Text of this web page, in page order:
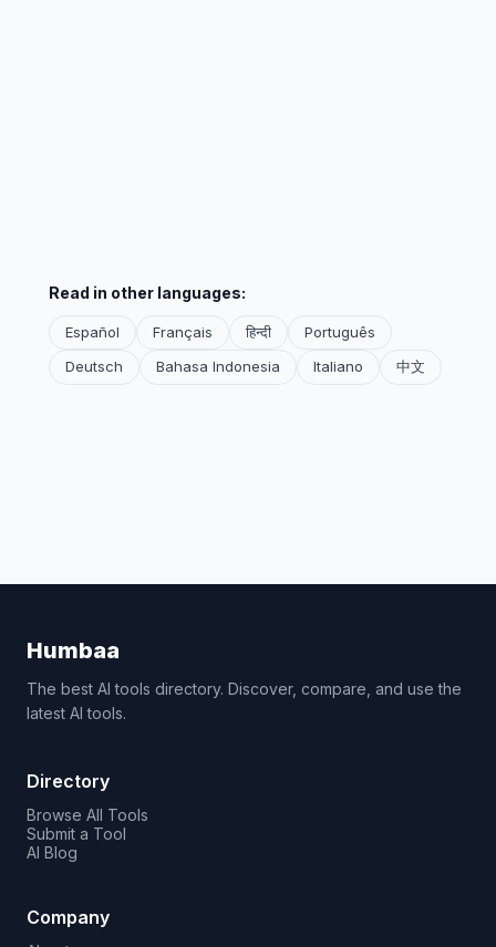
Read in other languages:
Español Français हिन्दी
Português
Deutsch
Bahasa Indonesia Italiano 中文
Humbaa
The best AI tools directory. Discover, compare, and use the
latest AI tools.
Directory
Browse All Tools
Submit a Tool
AI Blog
Company